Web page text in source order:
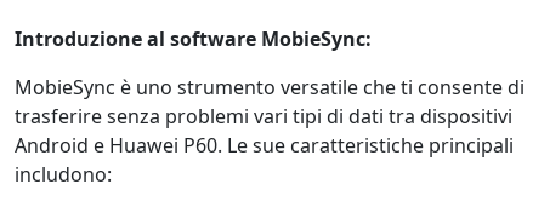
Introduzione al software MobieSync:
MobieSync è uno strumento versatile che ti consente di
trasferire senza problemi vari tipi di dati tra dispositivi
Android e Huawei P60. Le sue caratteristiche principali
includono: